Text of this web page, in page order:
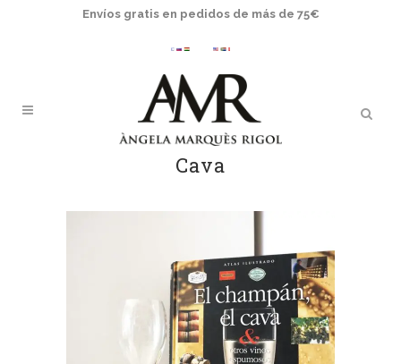
Envíos gratis en pedidos de más de 75€
Cava